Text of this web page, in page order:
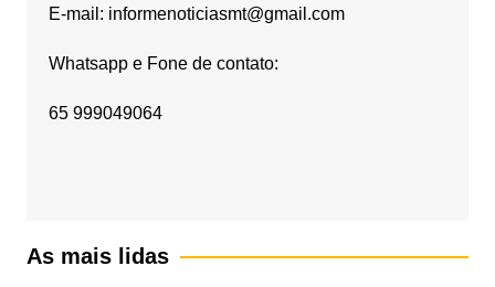
E-mail: informenoticiasmt@gmail.com
Whatsapp e Fone de contato:
65 999049064
As mais lidas